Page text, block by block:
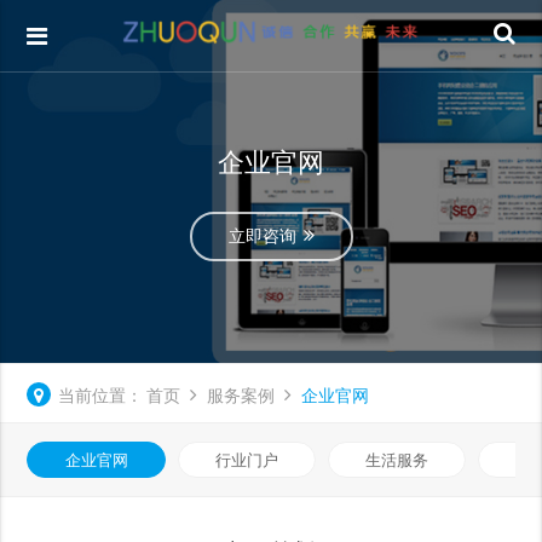
企业官网
立即咨询
当前位置： 首页 服务案例 企业官网
企业官网 行业门户 生活服务